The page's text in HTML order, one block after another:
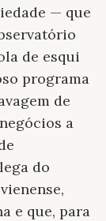
— que
de esqui
programa
de
a
do
e que, para